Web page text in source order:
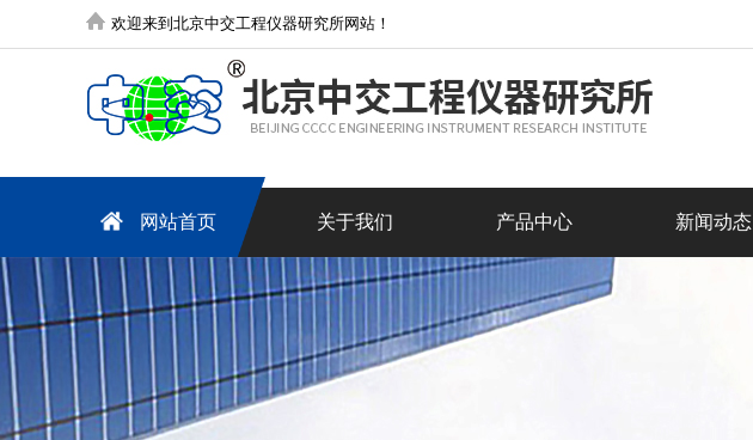
欢迎来到北京中交工程仪器研究所网站！
网站首页 关于我们 产品中心 新闻动态